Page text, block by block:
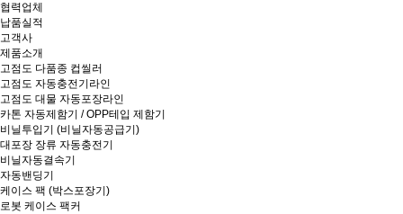
협력업체
납품실적
고객사
제품소개
고점도 다품종 컵씰러
고점도 자동충전기라인
고점도 대물 자동포장라인
카톤 자동제함기 / OPP테입 제함기
비닐투입기 (비닐자동공급기)
대포장 장류 자동충전기
비닐자동결속기
자동밴딩기
케이스 팩 (박스포장기)
로봇 케이스 팩커